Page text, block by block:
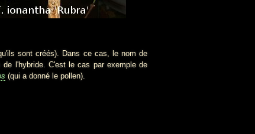
sont créés). Dans ce cas, le nom de
l'hybride. C'est le cas par exemple de
(qui a donné le pollen).